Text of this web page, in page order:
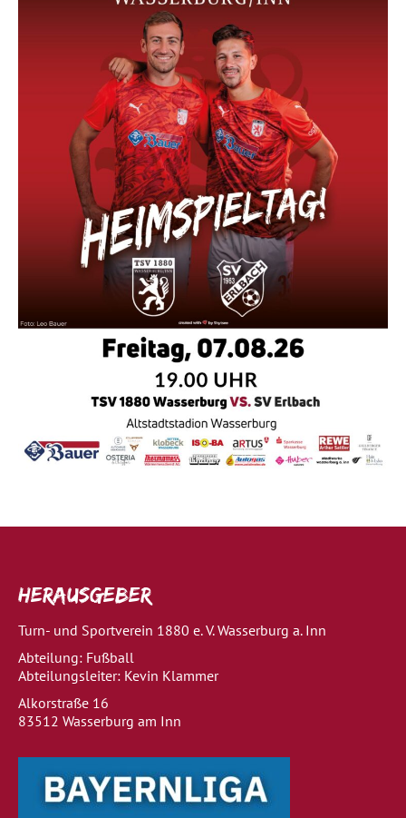
Herausgeber
Turn- und Sportverein 1880 e. V. Wasserburg a. Inn
Abteilung: Fußball
Abteilungsleiter: Kevin Klammer
Alkorstraße 16
83512 Wasserburg am Inn